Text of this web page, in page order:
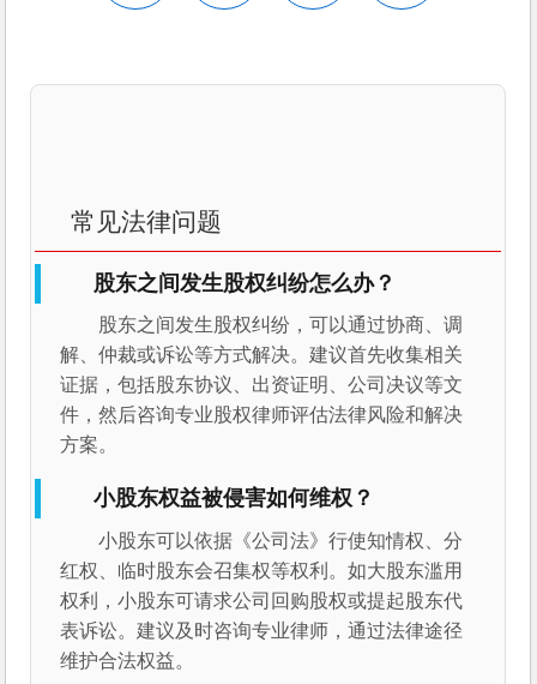
常见法律问题
股东之间发生股权纠纷怎么办？
股东之间发生股权纠纷，可以通过协商、调
解、仲裁或诉讼等方式解决。建议首先收集相关
证据，包括股东协议、出资证明、公司决议等文
件，然后咨询专业股权律师评估法律风险和解决
方案。
小股东权益被侵害如何维权？
小股东可以依据《公司法》行使知情权、分
红权、临时股东会召集权等权利。如大股东滥用
权利，小股东可请求公司回购股权或提起股东代
表诉讼。建议及时咨询专业律师，通过法律途径
维护合法权益。